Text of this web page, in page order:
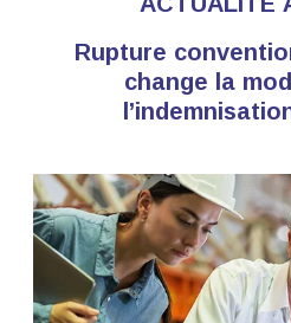
Rupture
change la